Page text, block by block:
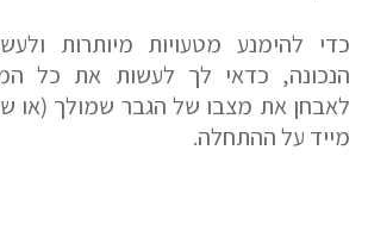
כדי להימנע מטעויות מיותרות
הנכונה, כדאי לך לעשות את כל
לאבחן את מצבו של הגבר שמולך (או
מייד על ההתחלה.